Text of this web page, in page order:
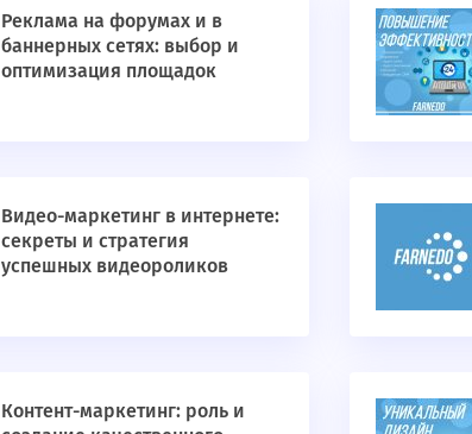
Реклама на форумах и в
баннерных сетях: выбор и
оптимизация площадок
Видео-маркетинг в интернете:
секреты и стратегия
успешных видеороликов
Контент-маркетинг: роль и